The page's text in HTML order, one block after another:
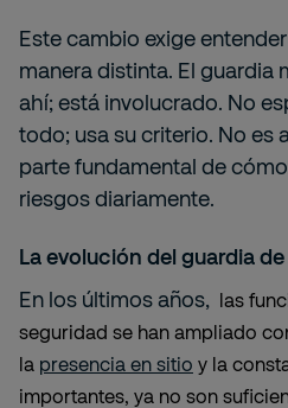
Este cambio exige
manera distinta. El guardia
ahí; está involucrado. No
todo; usa su criterio. No es
parte fundamental de
riesgos diariamente.
La evolución del guardia
En los últimos años, las
seguridad se han ampliado
la presencia en sitio y la
importantes, ya no son